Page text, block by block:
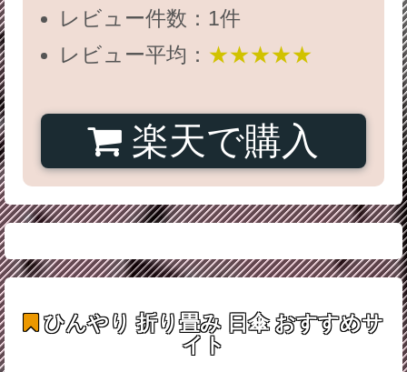
レビュー件数：1件
レビュー平均： ★★★★★
楽天で購入
ひんやり 折り畳み 日傘おすすめサ
イト